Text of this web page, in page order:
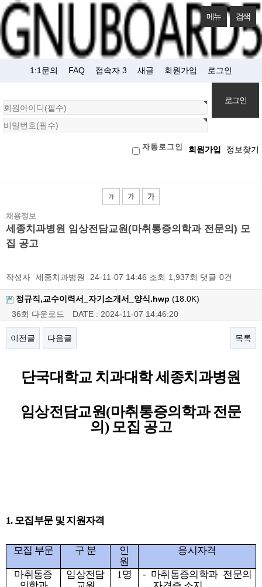
메뉴 검색
1:1문의 FAQ 접속자 3 새글 회원가입 로그인
원
로
자동로그인 회원가입 정보찾기
채용정보
세종치과병원 임상전담교원(마취통증의학과 전문의) 모
집 공고
작성자 세종치과병원 24-11-07 14:46 조회 1,937회 댓글 0건
정규직,교수이력서_자기소개서_양식.hwp (18.0K)
36회 다운로드
DATE : 2024-11-07 14:46:20
이전글 다음글 목록
본문
단국대학교 치과대학 세종치과병원
임상전담교원(마취통증의학과 전문
의 )모집 공고
1. 모집부문 및 지원자격
모집 부문 구 분
인
원
응시자격
마취통증
임상전담
1명 - 마취통증의학과 전문의